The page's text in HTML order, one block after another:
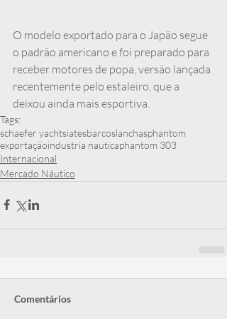
O modelo exportado para o Japão segue
o padrão americano e foi preparado para
receber motores de popa, versão lançada
recentemente pelo estaleiro, que a
deixou ainda mais esportiva.
Tags:
schaefer yachtsiatesbarcoslanchasphantom
exportaçãoindustria nauticaphantom 303
Internacional
Mercado Náutico
Comentários